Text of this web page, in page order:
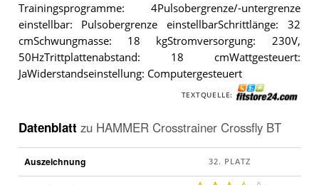
Trainingsprogramme: 4Pulsobergrenze/-untergrenze
einstellbar: Pulsobergrenze einstellbarSchrittlänge: 32
cmSchwungmasse: 18 kgStromversorgung: 230V,
50HzTrittplattenabstand: 18 cmWattgesteuert:
JaWiderstandseinstellung: Computergesteuert
TEXTQUELLE:
Datenblatt zu HAMMER Crosstrainer Crossfly BT
Auszeichnung